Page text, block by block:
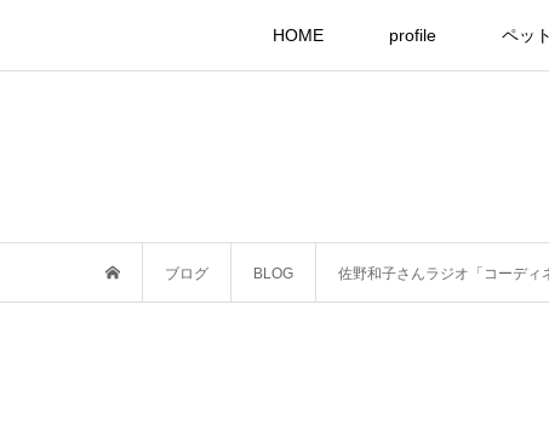
HOME profile ペッ
ブログ BLOG 佐野和子さんラジオ「コーディ